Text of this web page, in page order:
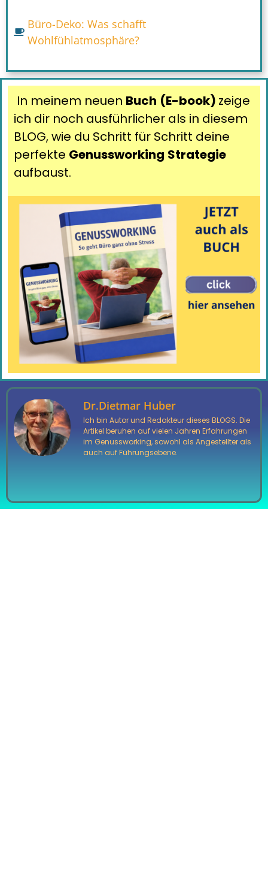
Büro-Deko: Was schafft
Wohlfühlatmosphäre?
In meinem neuen Buch (E-book) zeige
ich dir noch ausführlicher als in diesem
BLOG, wie du Schritt für Schritt deine
perfekte Genussworking Strategie
aufbaust.
Dr.Dietmar Huber
Ich bin Autor und Redakteur dieses BLOGS. Die
Artikel beruhen auf vielen Jahren Erfahrungen
im Genussworking, sowohl als Angestellter als
auch auf Führungsebene.